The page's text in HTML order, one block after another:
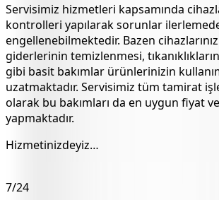
Servisimiz hizmetleri kapsamında
kontrolleri yapılarak sorunlar
engellenebilmektedir. Bazen
giderlerinin temizlenmesi,
gibi basit bakımlar ürünlerinizin
uzatmaktadır. Servisimiz tüm tamirat
olarak bu bakımları da en uygun fiyat
yapmaktadır.
Hizmetinizdeyiz…
7/24